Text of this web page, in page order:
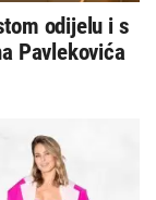
odijelu i s
Pavlekovića